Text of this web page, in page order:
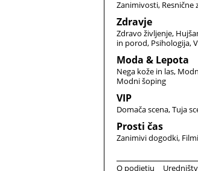
Zanimivosti Resnične
Zdravje
Zdravo življenje
in porod Psihologija
Moda & Lepota
Nega kože in las
Modni šoping
VIP
Domača scena Tuja
Prosti čas
Zanimivi dogodki Filmi
O podjetju